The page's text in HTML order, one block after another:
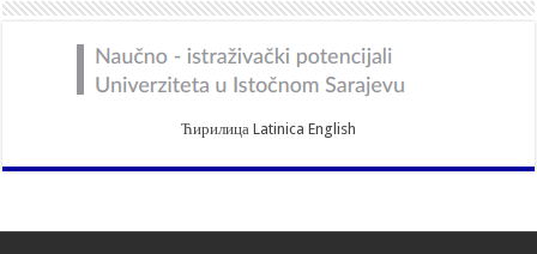
Ћирилица Latinica English